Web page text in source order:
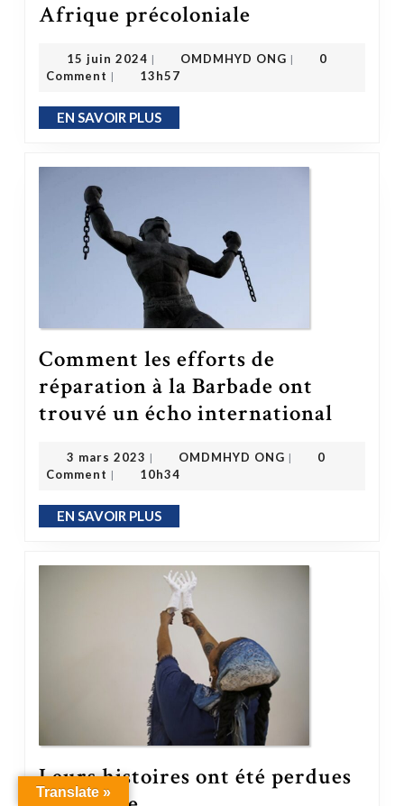
Afrique précoloniale
15 juin 2024 | OMDMHYD ONG |
0
Comment | 13h57
EN SAVOIR PLUSEN SAVOIR PLUS
Comment les efforts de
réparation à la Barbade ont
trouvé un écho international
3 mars 2023 3 mars 2023
| OMDMHYD ONG |
0
Comment | 10h34
EN SAVOIR PLUSEN SAVOIR PLUS
Leurs histoires ont été perdues
Translate »